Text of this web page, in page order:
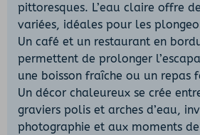
pittoresques. L’eau claire offre
variées, idéales pour les
Un café et un restaurant en
permettent de prolonger
une boisson fraîche ou un repas
Un décor chaleureux se crée
graviers polis et arches d’eau,
photographie et aux moments